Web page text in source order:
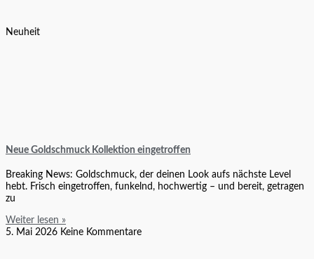
Neuheit
Neue Goldschmuck Kollektion eingetroffen
Breaking News: Goldschmuck, der deinen Look aufs nächste Level
hebt. Frisch eingetroffen, funkelnd, hochwertig – und bereit, getragen
zu
Weiter lesen »
5. Mai 2026 Keine Kommentare